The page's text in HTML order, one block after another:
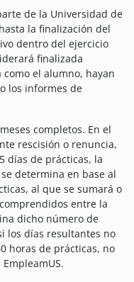
de la Universidad de
la finalización del
dentro del ejercicio
finalizada
el alumno, hayan
los informes de
completos. En el
rescisión o renuncia,
días de prácticas, la
determina en base al
al que se sumará o
entre la
dicho número de
los días resultantes no
horas de prácticas, no